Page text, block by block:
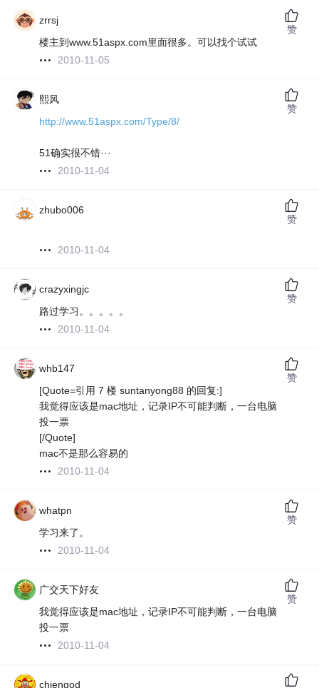
zrrsj
楼主到www.51aspx.com里面很多。可以找个试试
2010-11-05
赞
熙风
http://www.51aspx.com/Type/8/
51确实很不错···
2010-11-04
赞
zhubo006
2010-11-04
赞
crazyxingjc
路过学习。。。。。
2010-11-04
赞
whb147
[Quote=引用 7 楼 suntanyong88 的回复:]
我觉得应该是mac地址，记录IP不可能判断，一台电脑
投一票
[/Quote]
mac不是那么容易的
2010-11-04
赞
whatpn
学习来了。
2010-11-04
赞
广交天下好友
我觉得应该是mac地址，记录IP不可能判断，一台电脑
投一票
2010-11-04
赞
chiengod